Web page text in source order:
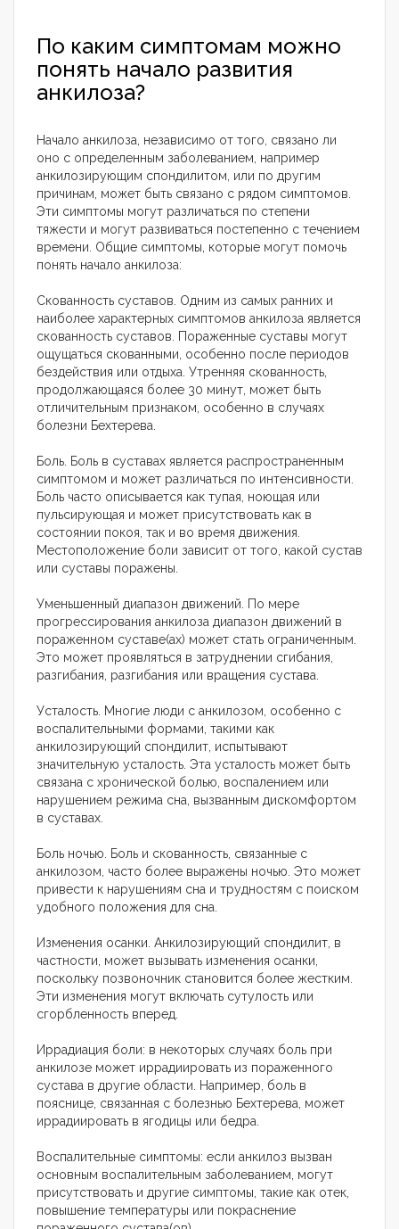
По каким симптомам можно
понять начало развития
анкилоза?
Начало анкилоза, независимо от того, связано ли
оно с определенным заболеванием, например
анкилозирующим спондилитом, или по другим
причинам, может быть связано с рядом симптомов.
Эти симптомы могут различаться по степени
тяжести и могут развиваться постепенно с течением
времени. Общие симптомы, которые могут помочь
понять начало анкилоза:
Скованность суставов. Одним из самых ранних и
наиболее характерных симптомов анкилоза является
скованность суставов. Пораженные суставы могут
ощущаться скованными, особенно после периодов
бездействия или отдыха. Утренняя скованность,
продолжающаяся более 30 минут, может быть
отличительным признаком, особенно в случаях
болезни Бехтерева.
Боль. Боль в суставах является распространенным
симптомом и может различаться по интенсивности.
Боль часто описывается как тупая, ноющая или
пульсирующая и может присутствовать как в
состоянии покоя, так и во время движения.
Местоположение боли зависит от того, какой сустав
или суставы поражены.
Уменьшенный диапазон движений. По мере
прогрессирования анкилоза диапазон движений в
пораженном суставе(ах) может стать ограниченным.
Это может проявляться в затруднении сгибания,
разгибания, разгибания или вращения сустава.
Усталость. Многие люди с анкилозом, особенно с
воспалительными формами, такими как
анкилозирующий спондилит, испытывают
значительную усталость. Эта усталость может быть
связана с хронической болью, воспалением или
нарушением режима сна, вызванным дискомфортом
в суставах.
Боль ночью. Боль и скованность, связанные с
анкилозом, часто более выражены ночью. Это может
привести к нарушениям сна и трудностям с поиском
удобного положения для сна.
Изменения осанки. Анкилозирующий спондилит, в
частности, может вызывать изменения осанки,
поскольку позвоночник становится более жестким.
Эти изменения могут включать сутулость или
сгорбленность вперед.
Иррадиация боли: в некоторых случаях боль при
анкилозе может иррадиировать из пораженного
сустава в другие области. Например, боль в
пояснице, связанная с болезнью Бехтерева, может
иррадиировать в ягодицы или бедра.
Воспалительные симптомы: если анкилоз вызван
основным воспалительным заболеванием, могут
присутствовать и другие симптомы, такие как отек,
повышение температуры или покраснение